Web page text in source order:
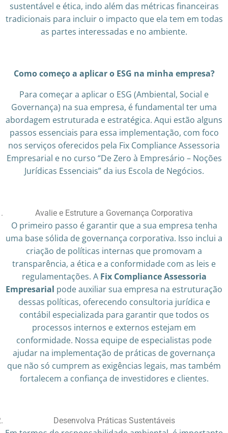
sustentável e ética, indo além das métricas financeiras
tradicionais para incluir o impacto que ela tem em todas
as partes interessadas e no ambiente.
Como começo a aplicar o ESG na minha empresa?
Para começar a aplicar o ESG (Ambiental, Social e
Governança) na sua empresa, é fundamental ter uma
abordagem estruturada e estratégica. Aqui estão alguns
passos essenciais para essa implementação, com foco
nos serviços oferecidos pela Fix Compliance Assessoria
Empresarial e no curso “De Zero à Empresário – Noções
Jurídicas Essenciais” da ius Escola de Negócios.
Avalie e Estruture a Governança Corporativa
O primeiro passo é garantir que a sua empresa tenha
uma base sólida de governança corporativa. Isso inclui a
criação de políticas internas que promovam a
transparência, a ética e a conformidade com as leis e
regulamentações. A Fix Compliance Assessoria
Empresarial pode auxiliar sua empresa na estruturação
dessas políticas, oferecendo consultoria jurídica e
contábil especializada para garantir que todos os
processos internos e externos estejam em
conformidade. Nossa equipe de especialistas pode
ajudar na implementação de práticas de governança
que não só cumprem as exigências legais, mas também
fortalecem a confiança de investidores e clientes.
Desenvolva Práticas Sustentáveis